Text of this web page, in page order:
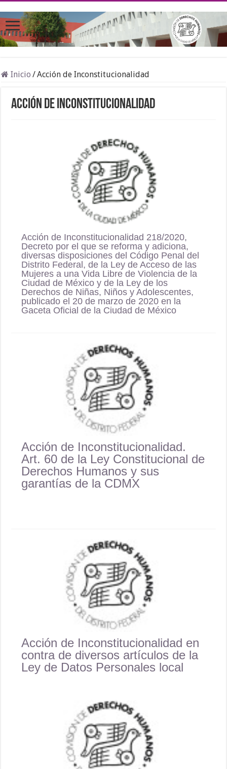
Inicio /Acción de Inconstitucionalidad
Acción de Inconstitucionalidad
Acción de Inconstitucionalidad 218/2020,
Decreto por el que se reforma y adiciona,
diversas disposiciones del Código Penal del
Distrito Federal, de la Ley de Acceso de las
Mujeres a una Vida Libre de Violencia de la
Ciudad de México y de la Ley de los
Derechos de Niñas, Niños y Adolescentes,
publicado el 20 de marzo de 2020 en la
Gaceta Oficial de la Ciudad de México
Acción de Inconstitucionalidad.
Art. 60 de la Ley Constitucional de
Derechos Humanos y sus
garantías de la CDMX
Acción de Inconstitucionalidad en
contra de diversos artículos de la
Ley de Datos Personales local